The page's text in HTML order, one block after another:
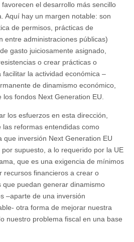
el desarrollo más sencillo
Aquí hay un margen notable: son
de permisos, prácticas de
entre administraciones públicas)
gasto juiciosamente asignado,
o crear prácticas o
la actividad económica –
de dinamismo económico,
fondos Next Generation EU.
los esfuerzos en esta dirección,
reformas entendidas como
que inversión Next Generation EU
por supuesto, a lo requerido por la UE
que es una exigencia de mínimos
recursos financieros a crear o
que puedan generar dinamismo
–aparte de una inversión
otra forma de mejorar nuestra
nuestro problema fiscal en una base